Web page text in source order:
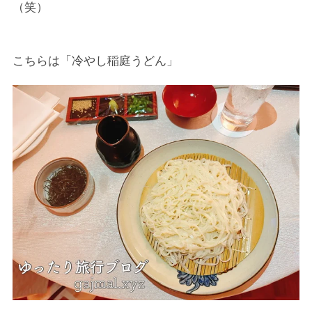
（笑）
こちらは「冷やし稲庭うどん」